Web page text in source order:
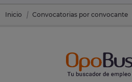
Inicio Convocatorias por convocante